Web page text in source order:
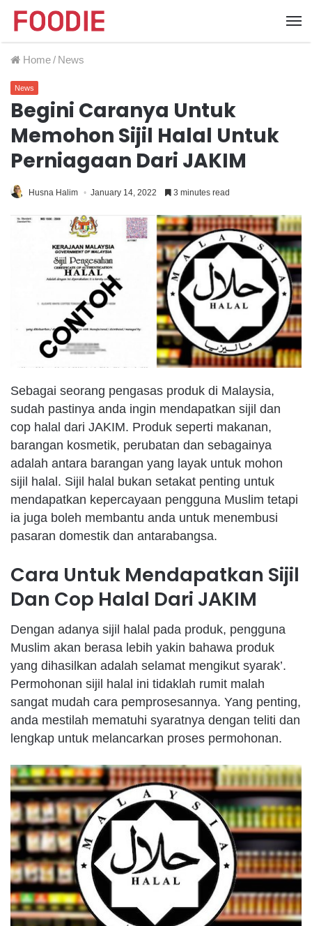
Home/ News
News
Begini Caranya Untuk
Memohon Sijil Halal Untuk
Perniagaan Dari JAKIM
Husna Halim January 14, 2022 3 minutes read
Sebagai seorang pengasas produk di Malaysia,
sudah pastinya anda ingin mendapatkan sijil dan
cop halal dari JAKIM. Produk seperti makanan,
barangan kosmetik, perubatan dan sebagainya
adalah antara barangan yang layak untuk mohon
sijil halal. Sijil halal bukan setakat penting untuk
mendapatkan kepercayaan pengguna Muslim tetapi
ia juga boleh membantu anda untuk menembusi
pasaran domestik dan antarabangsa.
Cara Untuk Mendapatkan Sijil
Dan Cop Halal Dari JAKIM
Dengan adanya sijil halal pada produk, pengguna
Muslim akan berasa lebih yakin bahawa produk
yang dihasilkan adalah selamat mengikut syarak’.
Permohonan sijil halal ini tidaklah rumit malah
sangat mudah cara pemprosesannya. Yang penting,
anda mestilah mematuhi syaratnya dengan teliti dan
lengkap untuk melancarkan proses permohonan.